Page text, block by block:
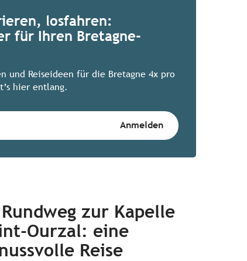
losfahren:
für Ihren Bretagne-
und Reiseideen für die Bretagne 4x pro
hier entlang.
zur Kapelle
Ourzal: eine
Reise